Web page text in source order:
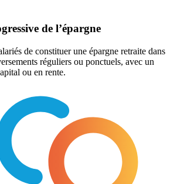
de l’épargne
de constituer une épargne retraite dans
réguliers ou ponctuels, avec un
ou en rente.